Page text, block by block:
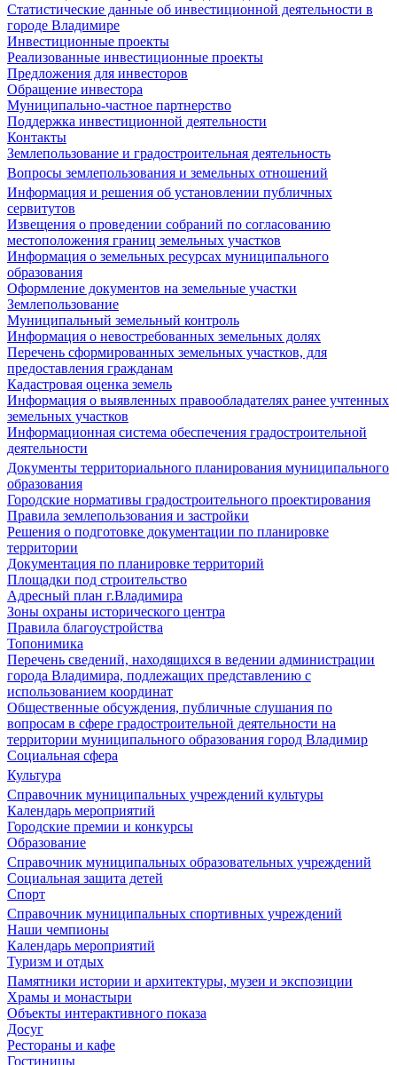
Статистические данные об инвестиционной деятельности в
городе Владимире
Инвестиционные проекты
Реализованные инвестиционные проекты
Предложения для инвесторов
Обращение инвестора
Муниципально-частное партнерство
Поддержка инвестиционной деятельности
Контакты
Землепользование и градостроительная деятельность
Вопросы землепользования и земельных отношений
Информация и решения об установлении публичных
сервитутов
Извещения о проведении собраний по согласованию
местоположения границ земельных участков
Информация о земельных ресурсах муниципального
образования
Оформление документов на земельные участки
Землепользование
Муниципальный земельный контроль
Информация о невостребованных земельных долях
Перечень сформированных земельных участков, для
предоставления гражданам
Кадастровая оценка земель
Информация о выявленных правообладателях ранее учтенных
земельных участков
Информационная система обеспечения градостроительной
деятельности
Документы территориального планирования муниципального
образования
Городские нормативы градостроительного проектирования
Правила землепользования и застройки
Решения о подготовке документации по планировке
территории
Документация по планировке территорий
Площадки под строительство
Адресный план г.Владимира
Зоны охраны исторического центра
Правила благоустройства
Топонимика
Перечень сведений, находящихся в ведении администрации
города Владимира, подлежащих представлению с
использованием координат
Общественные обсуждения, публичные слушания по
вопросам в сфере градостроительной деятельности на
территории муниципального образования город Владимир
Социальная сфера
Культура
Справочник муниципальных учреждений культуры
Календарь мероприятий
Городские премии и конкурсы
Образование
Справочник муниципальных образовательных учреждений
Социальная защита детей
Спорт
Справочник муниципальных спортивных учреждений
Наши чемпионы
Календарь мероприятий
Туризм и отдых
Памятники истории и архитектуры, музеи и экспозиции
Храмы и монастыри
Объекты интерактивного показа
Досуг
Рестораны и кафе
Гостиницы